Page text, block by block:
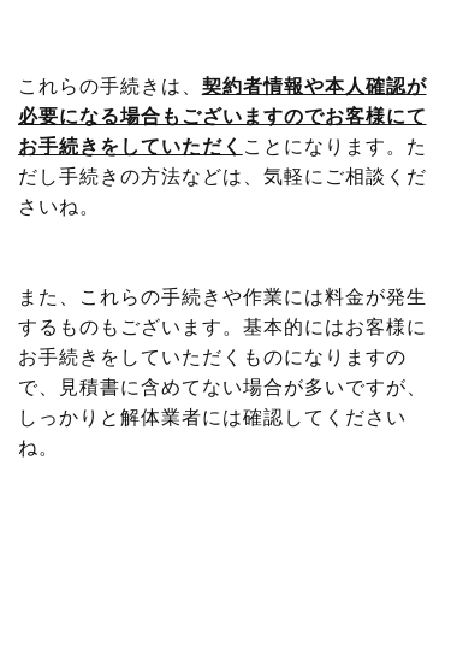
これらの手続きは、 契約者情報や本人確認が
必要になる場合もございますのでお客様にて
お手続きをしていただく ことになります。た
だし手続きの方法などは、気軽にご相談くだ
さいね。
また、これらの手続きや作業には料金が発生
するものもございます。基本的にはお客様に
お手続きをしていただくものになりますの
で、見積書に含めてない場合が多いですが、
しっかりと解体業者には確認してください
ね。